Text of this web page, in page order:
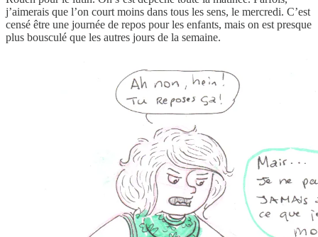
j’aimerais que l’on court moins dans tous les sens, le mercredi. C’est
censé être une journée de repos pour les enfants, mais on est presque
plus bousculé que les autres jours de la semaine.